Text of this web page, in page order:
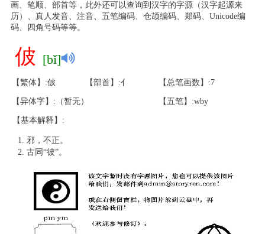
画、笔顺、部首等，此外还可以查询到汉字的字源（汉字起源来
历）、真人发音、注音、五笔编码、仓颉编码、郑码、Unicode编
码、四角号码等等。
佊 [bǐ]
【繁体】:佊 【部首】:亻 【总笔画数】:7
【异体字】:（暂无） 【五笔】:wby
【基本解释】:
邪，不正。
古同“彼”。